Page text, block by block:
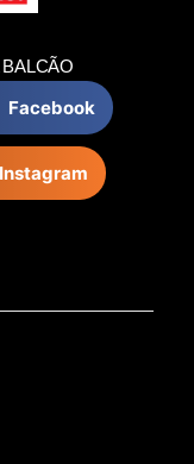
Facebook
Instagram